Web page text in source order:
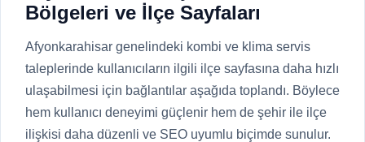
Bölgeleri ve İlçe Sayfaları
Afyonkarahisar genelindeki kombi ve klima servis
taleplerinde kullanıcıların ilgili ilçe sayfasına daha hızlı
ulaşabilmesi için bağlantılar aşağıda toplandı. Böylece
hem kullanıcı deneyimi güçlenir hem de şehir ile ilçe
ilişkisi daha düzenli ve SEO uyumlu biçimde sunulur.